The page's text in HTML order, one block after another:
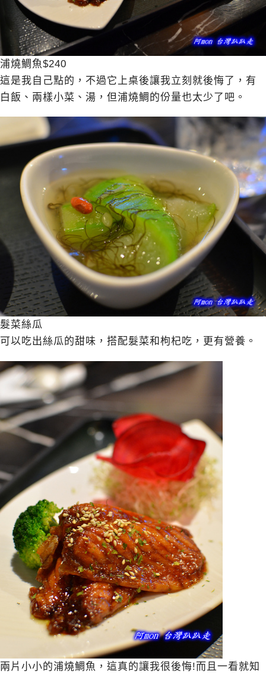
浦燒鯛魚$240
這是我自己點的，不過它上桌後讓我立刻就後悔了，有
白飯、兩樣小菜、湯，但浦燒鯛的份量也太少了吧。
髮菜絲瓜
可以吃出絲瓜的甜味，搭配髮菜和枸杞吃，更有營養。
兩片小小的浦燒鯛魚，這真的讓我很後悔!而且一看就知